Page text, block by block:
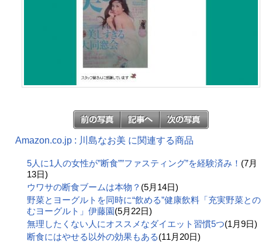
Amazon.co.jp : 川島なお美 に関連する商品
5人に1人の女性が”断食””ファスティング”を経験済み！ (7月
13日)
ウワサの断食ブームは本物？ (5月14日)
野菜とヨーグルトを同時に“飲める”健康飲料「充実野菜との
むヨーグルト」伊藤園(5月22日)
無理したくない人にオススメなダイエット習慣5つ(1月9日)
断食にはやせる以外の効果もある(11月20日)